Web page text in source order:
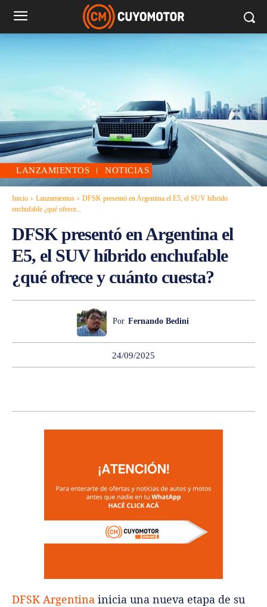
LANZAMIENTOS NOTICIAS
Inicio Lanzamientos
DFSK presentó en Argentina el E5, el SUV híbrido
enchufable ¿qué ofrece...
DFSK presentó en Argentina el
E5, el SUV híbrido enchufable
¿qué ofrece y cuánto cuesta?
Por Fernando Bedini
24/09/2025
DFSK Argentina inicia una nueva etapa de su